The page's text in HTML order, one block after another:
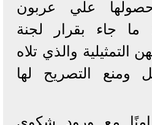
علي عربون
ما جاء بقرار لجنة
التمثيلية والذي تلاه
ومنع التصريح لها
مع ورود شكوي